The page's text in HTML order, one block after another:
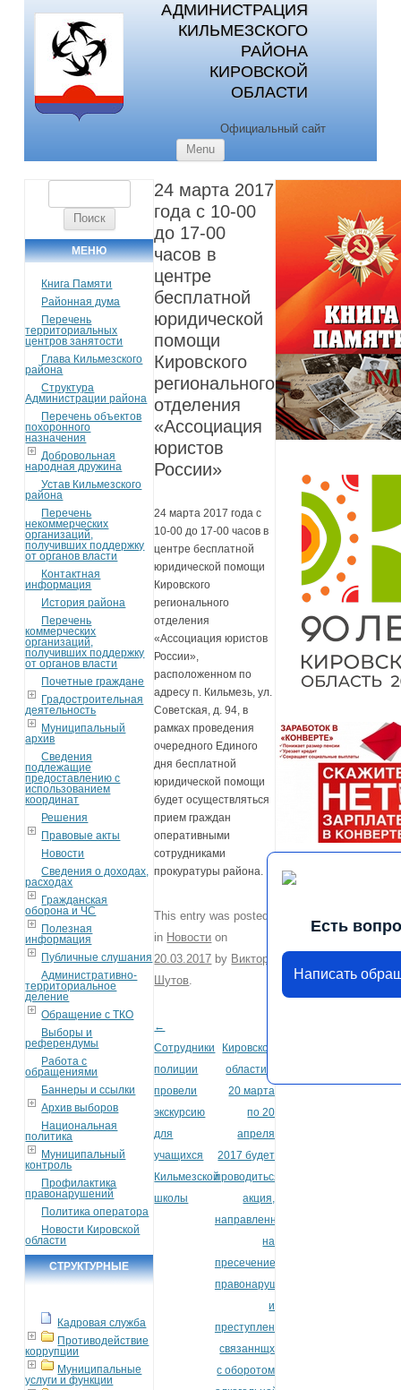
АДМИНИСТРАЦИЯ
КИЛЬМЕЗСКОГО
РАЙОНА
КИРОВСКОЙ
ОБЛАСТИ
Официальный сайт
Menu
МЕНЮ
Книга Памяти
Районная дума
Перечень
территориальных
центров занятости
Глава Кильмезского
района
Структура
Администрации района
Перечень объектов
похоронного
назначения
Добровольная
народная дружина
Устав Кильмезского
района
Перечень
некоммерческих
организаций,
получивших поддержку
от органов власти
Контактная
информация
История района
Перечень
коммерческих
организаций,
получивших поддержку
от органов власти
Почетные граждане
Градостроительная
деятельность
Муниципальный
архив
Сведения
подлежащие
предоставлению с
использованием
координат
Решения
Правовые акты
Новости
Сведения о доходах,
расходах
Гражданская
оборона и ЧС
Полезная
информация
Публичные слушания
Административно-
территориальное
деление
Обращение с ТКО
Выборы и
референдумы
Работа с
обращениями
Баннеры и ссылки
Архив выборов
Национальная
политика
Муниципальный
контроль
Профилактика
правонарушений
Политика оператора
Новости Кировской
области
СТРУКТУРНЫЕ
Кадровая служба
Противодействие
коррупции
Муниципальные
услуги и функции
24 марта 2017
года с 10-00
до 17-00
часов в
центре
бесплатной
юридической
помощи
Кировского
регионального
отделения
«Ассоциация
юристов
России»
24 марта 2017 года с
10-00 до 17-00 часов в
центре бесплатной
юридической помощи
Кировского
регионального
отделения
«Ассоциация юристов
России»,
расположенном по
адресу п. Кильмезь, ул.
Советская, д. 94, в
рамках проведения
очередного Единого
дня бесплатной
юридической помощи
будет осуществляться
прием граждан
оперативными
сотрудниками
прокуратуры района.
This entry was posted
in Новости on
20.03.2017 by Виктор
Шутов
Post navigation
←
Сотрудники
полиции
провели
экскурсию
для
учащихся
Кильмезской
школы
Кировской
области с
20 марта
по 20
апреля
2017 будет
проводиться
акция,
направленная
на
пресечение
правонарушений
и
преступлений,
связаннщх
с оборотом
Есть
Написать